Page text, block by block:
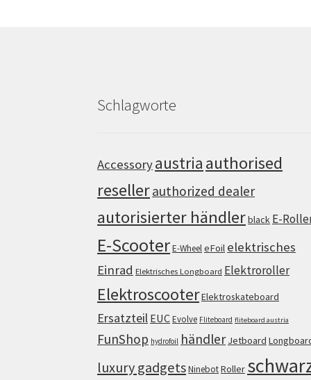
Schlagworte
Accessoryaustria authorised
resellerauthorized dealer
autorisierter händlerblack E-
E-ScooterE-WheeleFoil elektrisches
Einrad Elektrisches Longboard Elektroroller
ElektroscooterElektroskateboard
Ersatzteil EUCEvolve Fliteboard fliteboard austria
FunShop hydrofoil händler Jetboard
luxury gadgetsNinebotRoller